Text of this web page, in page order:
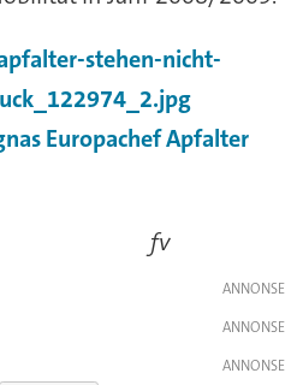
Europachef Apfalter
fv